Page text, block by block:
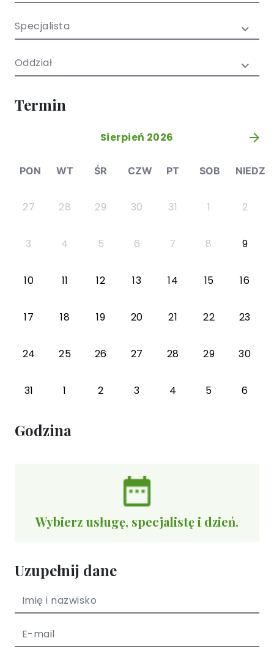
młodzieży
Specjalista
Oddział
Termin
Sierpień 2026 »
PON WT ŚR CZW PT SOB NIEDZ
27 28 29 30 31 1 2
3 4 5 6 7 8 9
10 11 12 13 14 15 16
17 18 19 20 21 22 23
24 25 26 27 28 29 30
31 1 2 3 4 5 6
Godzina
Wybierz usługę, specjalistę i dzień.
Uzupełnij dane